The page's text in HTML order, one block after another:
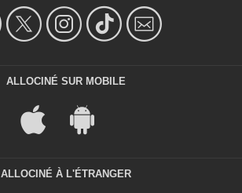
ALLOCINÉ SUR MOBILE
ALLOCINÉ À L'ÉTRANGER